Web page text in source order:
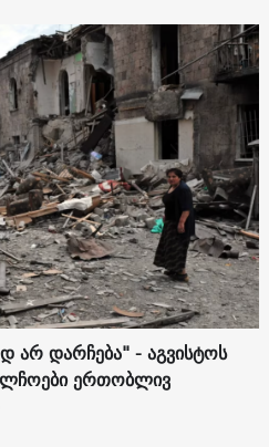
არ დარჩება" - აგვისტოს
ერთობლივ